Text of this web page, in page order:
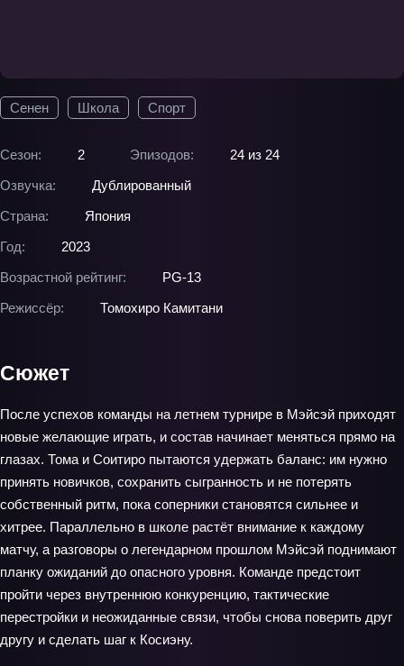
Сенен Школа Спорт
Сезон: 2 Эпизодов:
24 из 24
Озвучка:
Дублированный
Страна:
Япония
Год:
2023
Возрастной рейтинг:
PG-13
Режиссёр:
Томохиро Камитани
Сюжет
После успехов команды на летнем турнире в Мэйсэй приходят
новые желающие играть, и состав начинает меняться прямо на
глазах. Тома и Соитиро пытаются удержать баланс: им нужно
принять новичков, сохранить сыгранность и не потерять
собственный ритм, пока соперники становятся сильнее и
хитрее. Параллельно в школе растёт внимание к каждому
матчу, а разговоры о легендарном прошлом Мэйсэй поднимают
планку ожиданий до опасного уровня. Команде предстоит
пройти через внутреннюю конкуренцию, тактические
перестройки и неожиданные связи, чтобы снова поверить друг
другу и сделать шаг к Косиэну.